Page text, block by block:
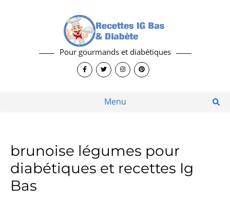
Pour gourmands et diabétiques
Menu
brunoise légumes pour
diabétiques et recettes Ig
Bas